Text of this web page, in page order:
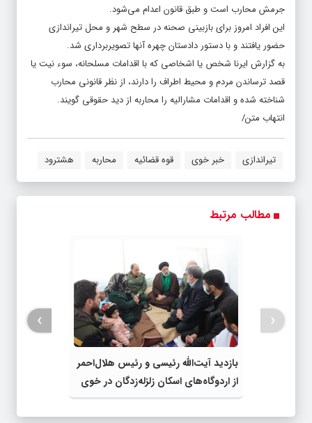
جرمش محارب است و طبق قانون اعدام می‌شود.
این افراد امروز برای بازبینی صحنه در سطح شهر و محل تیراندازی
حضور یافتند و با دستور دادستان چهره آنها تصویربرداری شد.
به گزارش ایرنا شخص یا اشخاصی که با اقدامات مسلحانه، سوء نیت یا
قصد ترساندن مردم و محیط اطراف را دارند، از نظر قانونی محارب
شناخته شده و اقدامات مشارالیه را محاربه از دید حقوقی گویند.
انتهاب متن/
تیراندازی خبر خوی قوه قضائیه محاربه هشترود
مطالب مرتبط
بازدید آیت‌الله رئیسی و رئیس‌ هلال‌احمر
از اردوگاه‌های اسکان زلزله‌زدگان در خوی
‹
›